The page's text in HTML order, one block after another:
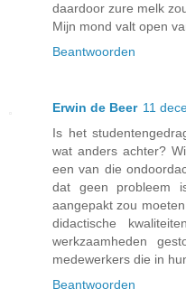
daardoor zure melk
Mijn mond valt open
Beantwoorden
Erwin de Beer 11
Is het
wat anders achter?
een van die
dat geen probleem
aangepakt zou
didactische
werkzaamheden
medewerkers die in
Beantwoorden